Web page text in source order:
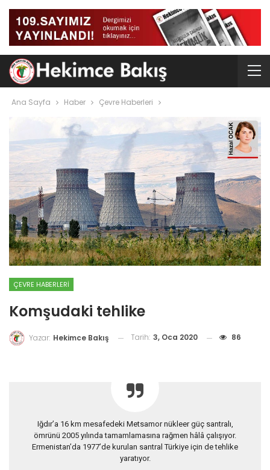
Ana Sayfa Haber Çevre Haberleri
ÇEVRE HABERLERI
Komşudaki tehlike
Yazar: Hekimce Bakış Tarih: 3, Oca 2020 86
Iğdır’a 16 km mesafedeki Metsamor nükleer güç santralı,
ömrünü 2005 yılında tamamlamasına rağmen hâlâ çalışıyor.
Ermenistan’da 1977’de kurulan santral Türkiye için de tehlike
yaratıyor.